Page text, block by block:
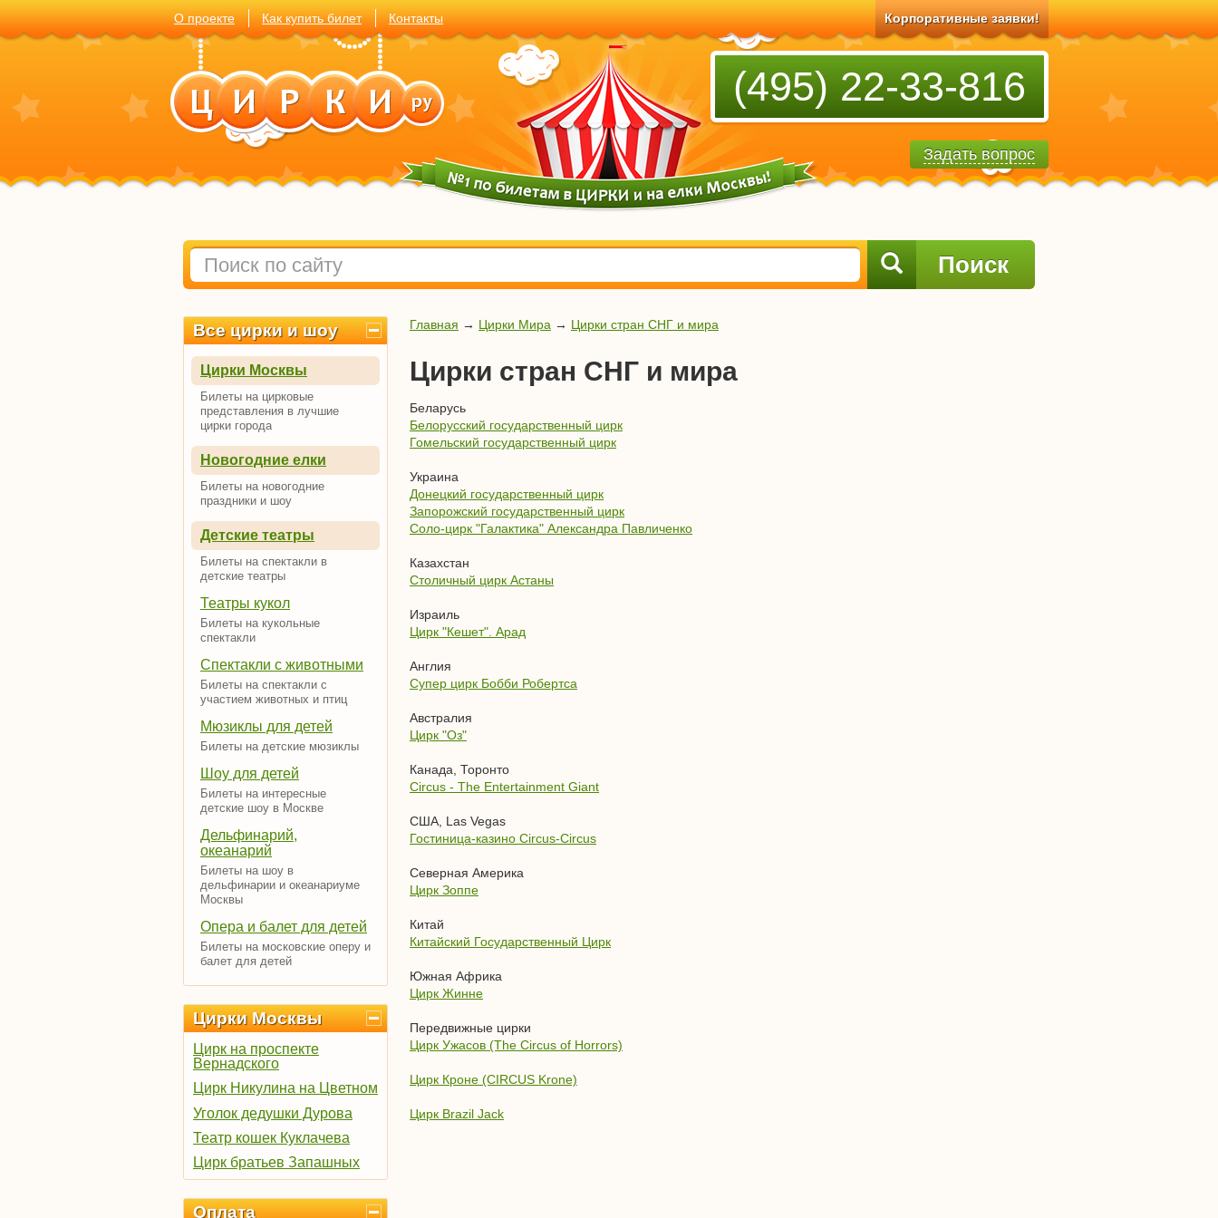
О проекте Как купить билет Контакты Корпоративные заявки!
(495) 22-33-816
Задать вопрос
Поиск
Все цирки и шоу
Цирки Москвы
Билеты на цирковые
представления в лучшие
цирки города
Новогодние елки
Билеты на новогодние
праздники и шоу
Детские театры
Билеты на спектакли в
детские театры
Театры кукол
Билеты на кукольные
спектакли
Спектакли с животными
Билеты на спектакли с
участием животных и птиц
Мюзиклы для детей
Билеты на детские мюзиклы
Шоу для детей
Билеты на интересные
детские шоу в Москве
Дельфинарий,
океанарий
Билеты на шоу в
дельфинарии и океанариуме
Москвы
Опера и балет для детей
Билеты на московские оперу и
балет для детей
Цирки Москвы
Цирк на проспекте
Вернадского
Цирк Никулина на Цветном
Уголок дедушки Дурова
Театр кошек Куклачева
Цирк братьев Запашных
Оплата
Главная → Цирки Мира → Цирки стран СНГ и мира
Цирки стран СНГ и мира
Беларусь
Белорусский государственный цирк
Гомельский государственный цирк
Украина
Донецкий государственный цирк
Запорожский государственный цирк
Соло-цирк "Галактика" Александра Павличенко
Казахстан
Столичный цирк Астаны
Израиль
Цирк "Кешет". Арад
Англия
Супер цирк Бобби Робертса
Австралия
Цирк "Оз"
Канада, Торонто
Circus - The Entertainment Giant
США, Las Vegas
Гостиница-казино Circus-Circus
Северная Америка
Цирк Зоппе
Китай
Китайский Государственный Цирк
Южная Африка
Цирк Жинне
Передвижные цирки
Цирк Ужасов (The Circus of Horrors)
Цирк Кроне (CIRCUS Krone)
Цирк Brazil Jack